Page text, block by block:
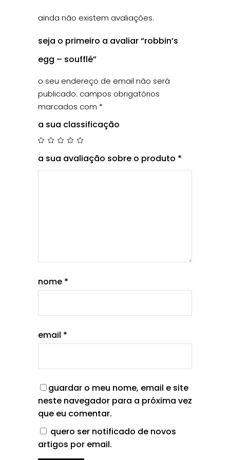
ainda não existem avaliações.
seja o primeiro a avaliar “robbin’s
egg – soufflé”
o seu endereço de email não será
publicado. campos obrigatórios
marcados com *
a sua classificação
a sua avaliação sobre o produto *
nome *
email *
guardar o meu nome, email e site
neste navegador para a próxima vez
que eu comentar.
quero ser notificado de novos
artigos por email.